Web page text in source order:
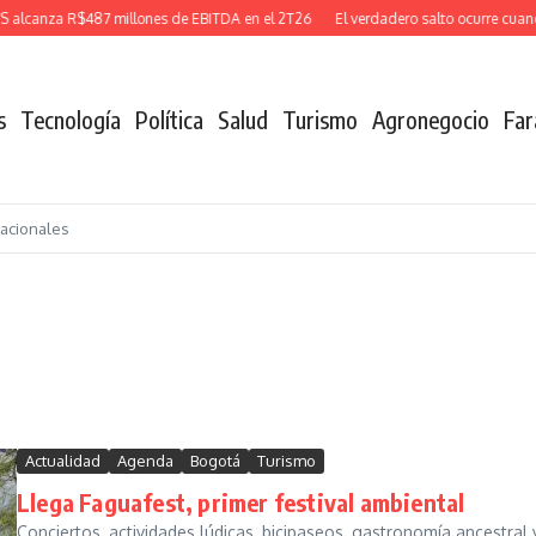
R$487 millones de EBITDA en el 2T26 El verdadero salto ocurre cuando
Tecnología Política Salud Turismo Agronegocio
Actualidad Agenda Bogotá Turismo
Llega Faguafest, primer festival ambiental
Conciertos, actividades lúdicas, bicipaseos, gastronomía